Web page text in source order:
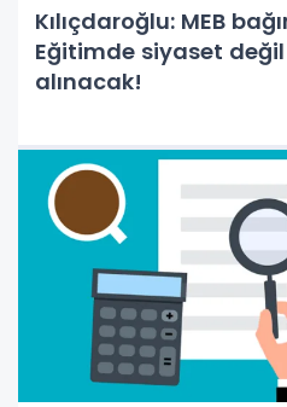
Kılıçdaroğlu: MEB
Eğitimde siyaset
alınacak!